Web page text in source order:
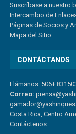
Suscríbase a nuestro
Intercambio de
Páginas de Socios y
Mapa del Sitio
CONTÁCTANOS
Llámanos: 506+
Correo:
Costa Rica, Centro
Contáctenos